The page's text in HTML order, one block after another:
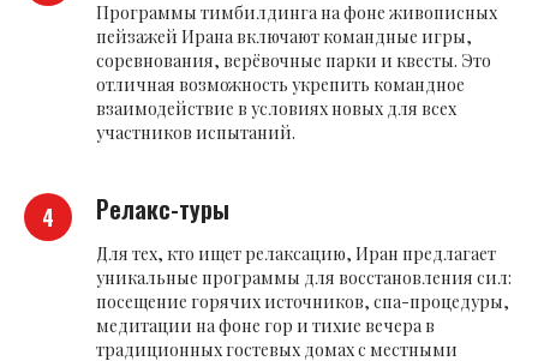
Программы тимбилдинга на фоне живописных
пейзажей Ирана включают командные игры,
соревнования, верёвочные парки и квесты. Это
отличная возможность укрепить командное
взаимодействие в условиях новых для всех
участников испытаний.
Релакс-туры
Для тех, кто ищет релаксацию, Иран предлагает
уникальные программы для восстановления сил:
посещение горячих источников, спа-процедуры,
медитации на фоне гор и тихие вечера в
традиционных гостевых домах с местными